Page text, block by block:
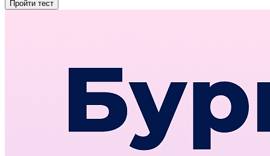
Пройти тест